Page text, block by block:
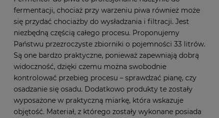
fermentacji, chociaż przy warzeniu piwa również może
się przydać chociażby do wysładzania i filtracji. Jest
niezbędną częścią całego procesu. Proponujemy
Państwu przezroczyste zbiorniki o pojemności 33 litrów.
Są one bardzo praktyczne, ponieważ zapewniają dobrą
widoczność, dzięki czemu można swobodnie
kontrolować przebieg procesu – sprawdzać pianę, czy
osadzanie się osadu. Dodatkowo produkty te zostały
wyposażone w praktyczną miarkę, która wskazuje
objętość. Materiał, z którego zostały wykonane posiada